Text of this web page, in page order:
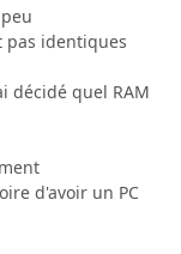
pas identiques
décidé quel RAM
d'avoir un PC